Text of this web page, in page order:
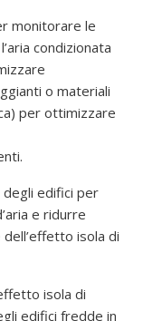
monitorare le
condizionata
o materiali
per ottimizzare
edifici per
e ridurre
isola di
isola di
edifici fredde in